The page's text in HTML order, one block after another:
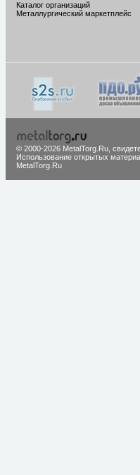
Каталог организаций
Металлургический маркетплейс
© 2000-2026 MetalTorg.Ru,
Использование открытых
MetalTorg.Ru